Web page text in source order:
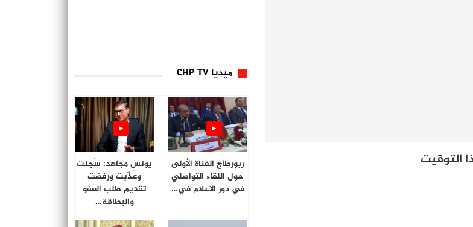
التوقيت
ميديا CHP TV
ربورطاج القناة الأولى
حول اللقاء التواصلي
في دور الاعلام في…
يونس مجاهد: سُجنت
وعُذّبت ورفضت
تقديم طلب العفو
والبطاقة…